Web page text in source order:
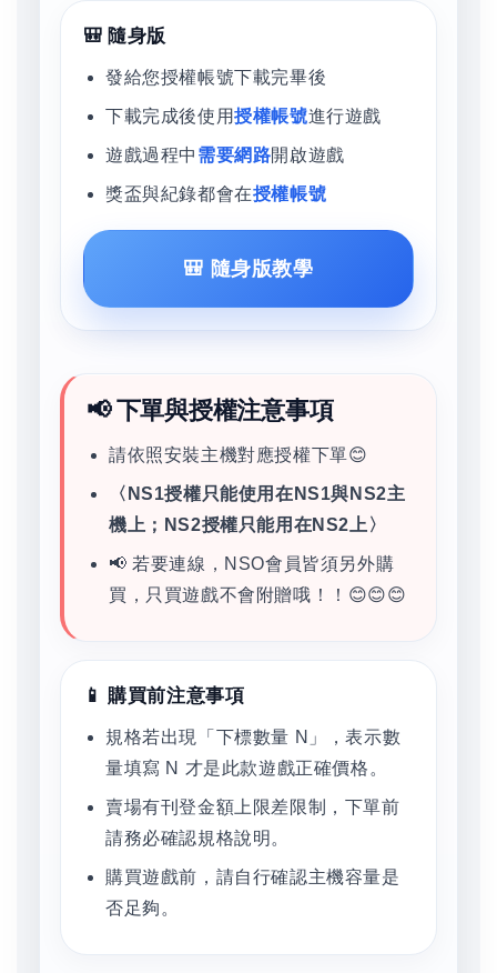
🎒 隨身版
發給您授權帳號下載完畢後
下載完成後使用授權帳號進行遊戲
遊戲過程中 需要網路開啟遊戲
獎盃與紀錄都會在授權帳號
🎒 隨身版教學
📢 下單與授權注意事項
請依照安裝主機對應授權下單😊
〈NS1授權只能使用在NS1與NS2主
機上；NS2授權只能用在NS2上〉
📢 若要連線，NSO會員皆須另外購
買，只買遊戲不會附贈哦！！😊😊😊
📱 購買前注意事項
規格若出現「下標數量 N」，表示數
量填寫 N 才是此款遊戲正確價格。
賣場有刊登金額上限差限制，下單前
請務必確認規格說明。
購買遊戲前，請自行確認主機容量是
否足夠。